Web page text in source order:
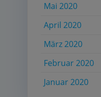
Mai 2020
April 2020
März 2020
Februar 2020
Januar 2020